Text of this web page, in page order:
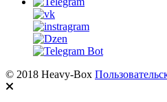
© 2018 Heavy-Box